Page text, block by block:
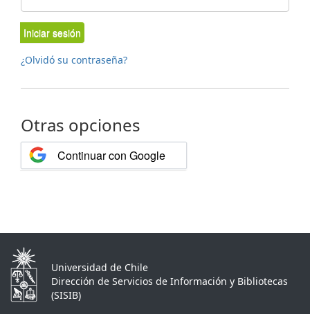
Iniciar sesión
¿Olvidó su contraseña?
Otras opciones
Continuar con Google
Universidad de Chile
Dirección de Servicios de Información y Bibliotecas
(SISIB)